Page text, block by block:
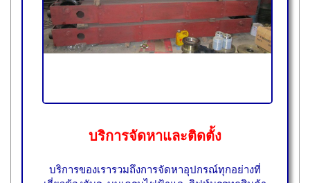
บริการจัดหาและติดตั้ง
บริการของเรารวมถึงการจัดหาอุปกรณ์ทุกอย่างที่